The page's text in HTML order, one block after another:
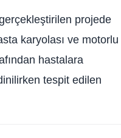
projede
karyolası ve motorlu
hastalara
tespit edilen